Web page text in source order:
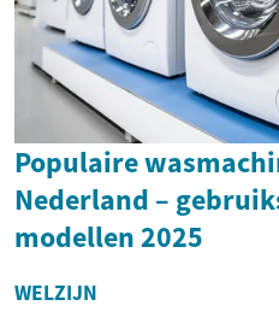
Populaire
Nederland –
modellen 2025
WELZIJN